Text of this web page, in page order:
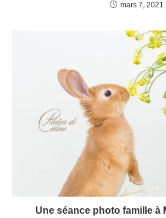
mars 7, 2021
Une séance photo famille à